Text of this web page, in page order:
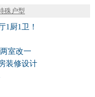
殊户型
1厨1卫！
室改一
装修设计